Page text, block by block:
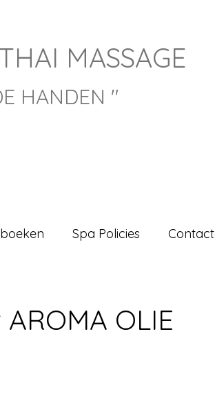
MASSAGE
HANDEN "
Spa Policies Contact
OLIE